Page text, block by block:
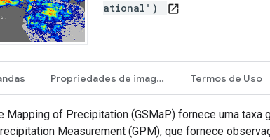
ational")
open_in_new
Propriedades de imagens Termos de Uso
Mapping of Precipitation (GSMaP) fornece uma taxa
Measurement (GPM), que fornece